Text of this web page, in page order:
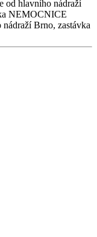
hlavního nádraží
NEMOCNICE
Brno, zastávka